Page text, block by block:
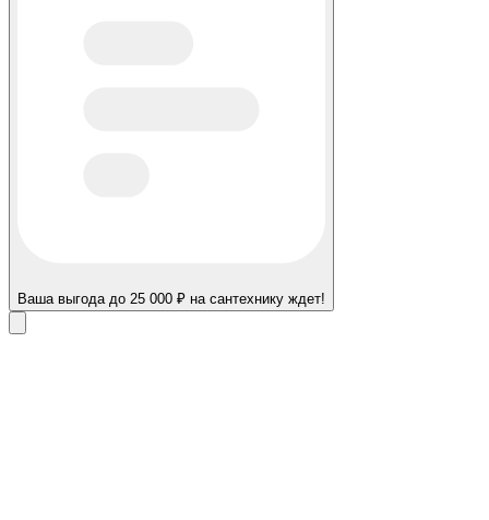
Ваша выгода до 25 000 ₽ на сантехнику ждет!